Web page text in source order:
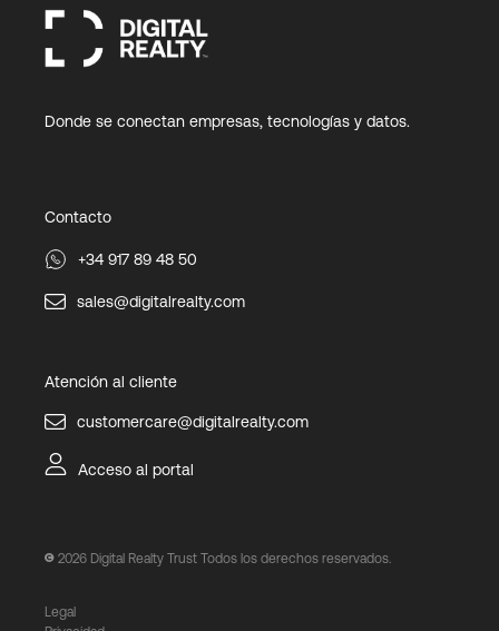
Donde se conectan empresas, tecnologías y datos.
Contacto
+34 917 89 48 50
sales@digitalrealty.com
Atención al cliente
customercare@digitalrealty.com
Acceso al portal
2026 Digital Realty Trust Todos los derechos reservados.
Legal